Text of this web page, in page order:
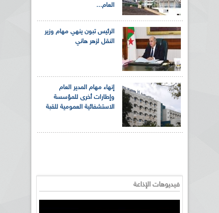
العام...
الرئيس تبون ينهي مهام وزير
النقل لزهر هاني
إنهاء مهام المدير العام
وإطارات أخرى للمؤسسة
الاستشفائية العمومية للقبة
فيديوهات الإذاعة